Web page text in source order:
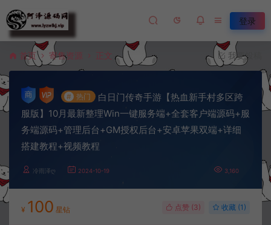
登录
首页 寄售资源 正文 我要投稿
# 热门
白日门传奇手游【热血新手村多区跨
服版】10月最新整理Win一键服务端+全套客户端源码+服
务端源码+管理后台+GM授权后台+安卓苹果双端+详细
搭建教程+视频教程
冷雨泽ღ 2024-10-19 3,160
¥ 100 星钻 点赞 (3) 收藏 (1)